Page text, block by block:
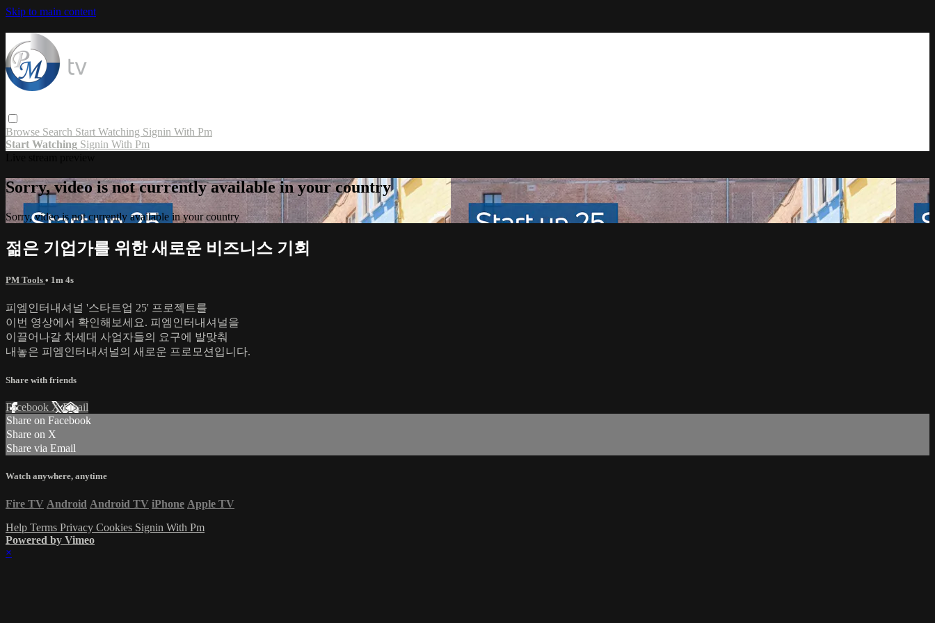
Skip to main content
Browse Search Start Watching Signin With Pm
Start Watching Signin With Pm
Sorry, video is not currently available in your country
Sorry, video is not currently available in your country
젊은 기업가를 위한 새로운 비즈니스 기회
PM Tools • 1m 4s
피엠인터내셔널 '스타트업 25' 프로젝트를
이번 영상에서 확인해보세요. 피엠인터내셔널을
이끌어나갈 차세대 사업자들의 요구에 발맞춰
내놓은 피엠인터내셔널의 새로운 프로모션입니다.
Share with friends
Facebook XEmail
Share on Facebook
Share on X
Share via Email
Watch anywhere, anytime
Fire TV Android Android TV iPhone Apple TV
Help Terms Privacy Cookies Signin With Pm
Powered by Vimeo
×